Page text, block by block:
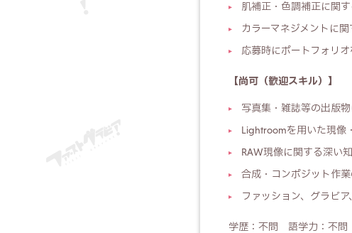
肌補正・色調補正に関
カラーマネジメントに
応募時にポートフォリ
【尚可（歓迎スキル）】
写真集・雑誌等の出版
Lightroomを用いた現像
RAW現像に関する深い
合成・コンポジット作
ファッション、グラビ
学歴：不問 語学力：不問